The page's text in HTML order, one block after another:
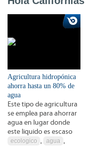
Agricultura hidropónica
ahorra hasta un 80% de
agua
Este tipo de agricultura
se emplea para ahorrar
agua en lugar donde
este liquido es escaso
ecologico , agua ,